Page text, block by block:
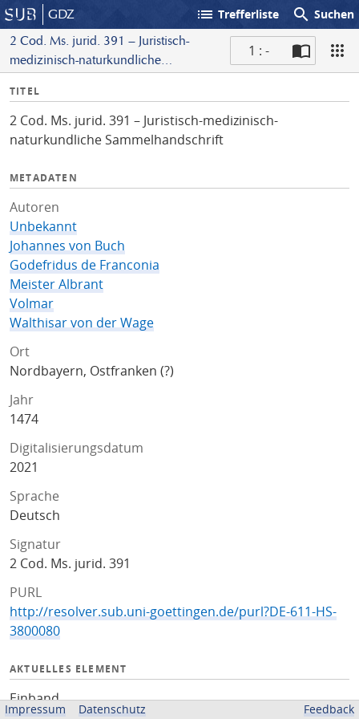
GDZ list Trefferliste search Suchen
2 Cod. Ms. jurid. 391 – Juristisch-
medizinisch-naturkundliche
1 : -
I
f
o
TITEL
2 Cod. Ms. jurid. 391 – Juristisch-medizinisch-
naturkundliche Sammelhandschrift
METADATEN
Autoren
Unbekannt
Johannes von Buch
Godefridus de Franconia
Meister Albrant
Volmar
Walthisar von der Wage
Ort
Nordbayern, Ostfranken (?)
Jahr
1474
Digitalisierungsdatum
2021
Sprache
Deutsch
Signatur
2 Cod. Ms. jurid. 391
PURL
http://resolver.sub.uni-goettingen.de/purl?DE-611-HS-
3800080
AKTUELLES ELEMENT
Einband
Impressum Datenschutz Feedback